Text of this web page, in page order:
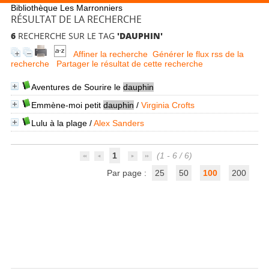
Bibliothèque Les Marronniers
RÉSULTAT DE LA RECHERCHE
6RECHERCHE SUR LE TAG 'DAUPHIN'
Affiner la recherche Générer le flux rss de la
recherche
Partager le résultat de cette recherche
Aventures de Sourire le dauphin
Emmène-moi petit dauphin / Virginia Crofts
Lulu à la plage/Alex Sanders
1
(1 - 6 / 6)
Par page :
25 50 100 200